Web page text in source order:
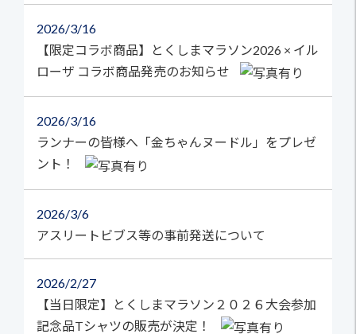
2026 3/16
【限定コラボ商品】とくしまマラソン2026 × イル
ローザ コラボ商品発売のお知らせ
2026 3/16
ランナーの皆様へ「金ちゃんヌードル」をプレゼ
ント！
2026 3/6
アスリートビブス等の事前発送について
2026 2/27
【当日限定】とくしまマラソン２０２６大会参加
記念品Tシャツの販売が決定！